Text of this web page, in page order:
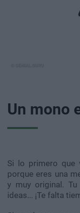
Un mono
Si lo primero que
porque eres una
y muy original.
ideas... ¡Te falta